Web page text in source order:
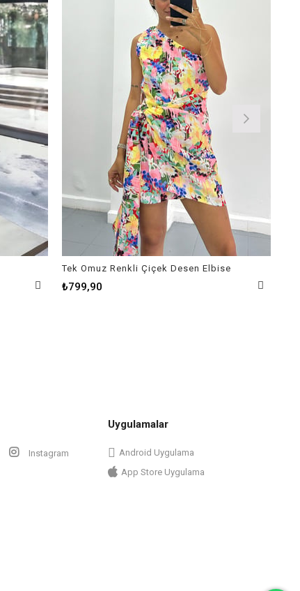
Tek Omuz Renkli Çiçek Desen Elbise
₺799,90
Instagram
Uygulamalar
Android Uygulama
App Store Uygulama